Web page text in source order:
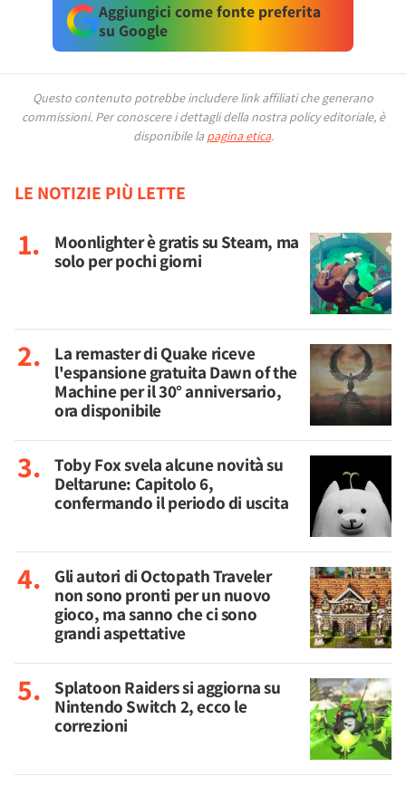
Aggiungici come fonte preferita
su Google
Questo contenuto potrebbe includere link affiliati che generano
commissioni. Per conoscere i dettagli della nostra policy editoriale, è
disponibile la pagina etica.
LE NOTIZIE PIÙ LETTE
Moonlighter è gratis su Steam, ma
solo per pochi giorni
La remaster di Quake riceve
l'espansione gratuita Dawn of the
Machine per il 30° anniversario,
ora disponibile
Toby Fox svela alcune novità su
Deltarune: Capitolo 6,
confermando il periodo di uscita
Gli autori di Octopath Traveler
non sono pronti per un nuovo
gioco, ma sanno che ci sono
grandi aspettative
Splatoon Raiders si aggiorna su
Nintendo Switch 2, ecco le
correzioni